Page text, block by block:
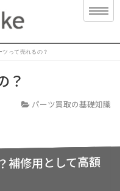
ツって売れるの？
？
パーツ買取の基礎知識
補修用として高額